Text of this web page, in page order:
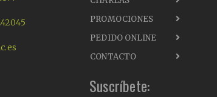
PROMOCIONES
PEDIDO ONLINE
CONTACTO
Suscríbete: